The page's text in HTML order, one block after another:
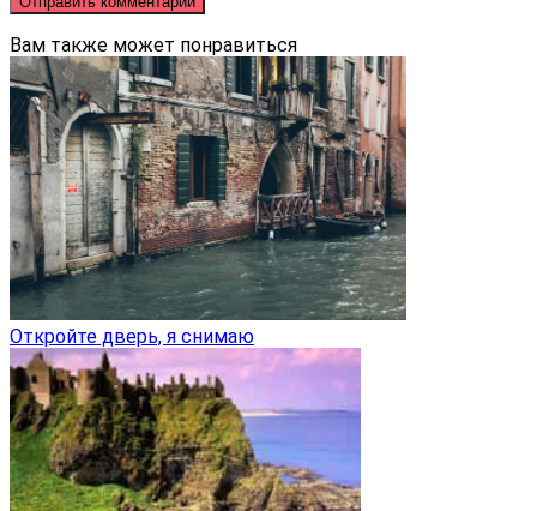
Вам также может понравиться
Откройте дверь, я снимаю